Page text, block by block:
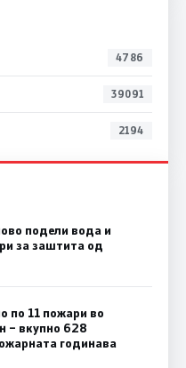
4786
39091
2194
подели вода и
за заштита од
по 11 пожари во
– вкупно 628
годинава